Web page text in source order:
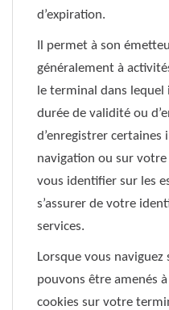
d’expiration.
Il permet à son
généralement à
le terminal dans
durée de validité ou
d’enregistrer
navigation ou sur
vous identifier sur les
s’assurer de votre
services.
Lorsque vous
pouvons être amenés
cookies sur votre